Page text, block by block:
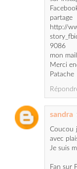
9086
mon
Merci
Patache
Répondre
Coucou
avec
Je suis
Fan sur